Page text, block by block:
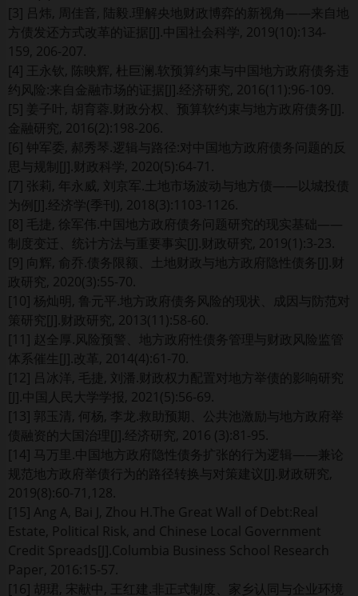
[3] 吕炜, 周佳音, 陆毅.理解央地财政博弈的新视角——来自地
方债发还方式改革的证据[J].中国社会科学, 2019(10):134-
159, 206-207.
[4] 王永钦, 陈映辉, 杜巨澜.软预算约束与中国地方政府债务违
约风险:来自金融市场的证据[J].经济研究, 2016(11):96-109.
[5] 姜子叶, 胡育蓉.财政分权、预算软约束与地方政府债务[J].
金融研究, 2016(2):198-206.
[6] 钟军委, 郝秀琴.逻辑与路径:对中国地方政府债务问题的反
思与规制[J].财政科学, 2020(5):64-71.
[7] 张莉, 年永威, 刘京军.土地市场波动与地方债——以城投债
为例[J].经济学(季刊), 2018(3):1103-1126.
[8] 毛捷, 徐军伟.中国地方政府债务问题研究的现实基础——
制度变迁、统计方法与重要事实[J].财政研究, 2019(1):3-23.
[9] 向辉, 俞乔.债务限额、土地财政与地方政府隐性债务[J].财
政研究, 2020(3):55-70.
[10] 杨灿明, 鲁元平.地方政府债务风险的现状、成因与防范对
策研究[J].财政研究, 2013(11):58-60.
[11] 赵全厚.风险预警、地方政府性债务管理与财政风险监管
体系催生[J].改革, 2014(4):61-70.
[12] 吕冰洋, 毛捷, 刘潘.财政权力配置对地方举债的影响研究
[J].中国人民大学学报, 2021(5):56-69.
[13] 郭玉清, 何杨, 李龙.救助预期、公共池激励与地方政府举
债融资的大国治理[J].经济研究, 2016 (3):81-95.
[14] 马万里.中国地方政府隐性债务扩张的行为逻辑——兼论
规范地方政府举债行为的路径转换与对策建议[J].财政研究,
2019(8):60-71,128.
[15] Ang A, Bai J, Zhou H.The Great Wall of Debt:Real
Estate, Political Risk, and Chinese Local Government
Credit Spreads[J].Columbia Business School Research
Paper, 2016:15-57.
[16] 胡珺, 宋献中, 王红建.非正式制度、家乡认同与企业环境